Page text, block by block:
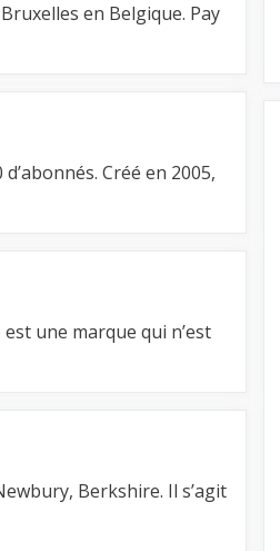
en Belgique. Pay
Créé en 2005,
une marque qui n’est
Berkshire. Il s’agit